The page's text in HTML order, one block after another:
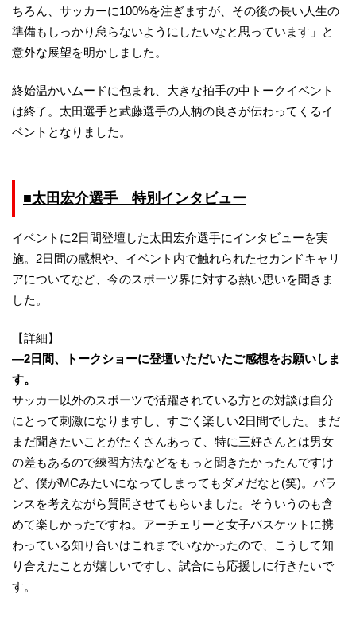
ちろん、サッカーに100%を注ぎますが、その後の長い人生の
準備もしっかり怠らないようにしたいなと思っています」と
意外な展望を明かしました。
終始温かいムードに包まれ、大きな拍手の中トークイベント
は終了。太田選手と武藤選手の人柄の良さが伝わってくるイ
ベントとなりました。
■太田宏介選手 特別インタビュー
イベントに2日間登壇した太田宏介選手にインタビューを実
施。2日間の感想や、イベント内で触れられたセカンドキャリ
アについてなど、今のスポーツ界に対する熱い思いを聞きま
した。
【詳細】
―2日間、トークショーに登壇いただいたご感想をお願いしま
す。
サッカー以外のスポーツで活躍されている方との対談は自分
にとって刺激になりますし、すごく楽しい2日間でした。まだ
まだ聞きたいことがたくさんあって、特に三好さんとは男女
の差もあるので練習方法などをもっと聞きたかったんですけ
ど、僕がMCみたいになってしまってもダメだなと(笑)。バラ
ンスを考えながら質問させてもらいました。そういうのも含
めて楽しかったですね。アーチェリーと女子バスケットに携
わっている知り合いはこれまでいなかったので、こうして知
り合えたことが嬉しいですし、試合にも応援しに行きたいで
す。